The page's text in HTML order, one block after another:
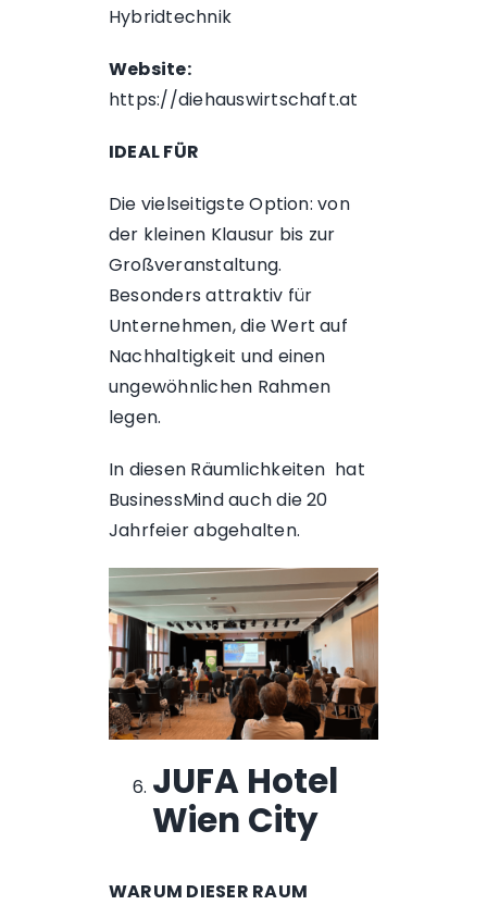
Hybridtechnik
Website:
https://diehauswirtschaft.at
IDEAL FÜR
Die vielseitigste Option: von
der kleinen Klausur bis zur
Großveranstaltung.
Besonders attraktiv für
Unternehmen, die Wert auf
Nachhaltigkeit und einen
ungewöhnlichen Rahmen
legen.
In diesen Räumlichkeiten hat
BusinessMind auch die 20
Jahrfeier abgehalten.
JUFA Hotel
Wien City
WARUM DIESER RAUM